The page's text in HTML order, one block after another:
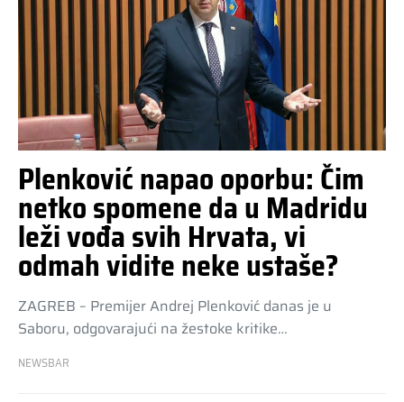
Plenković napao oporbu: Čim
netko spomene da u Madridu
leži vođa svih Hrvata, vi
odmah vidite neke ustaše?
ZAGREB – Premijer Andrej Plenković danas je u
Saboru, odgovarajući na žestoke kritike…
NEWSBAR